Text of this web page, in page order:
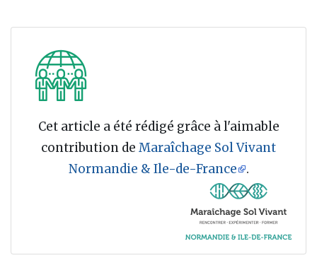
Cet article a été rédigé grâce à l'aimable
contribution de Maraîchage Sol Vivant
Normandie & Ile-de-France
.